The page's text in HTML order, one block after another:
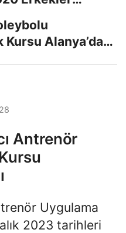
Alanya’da
Antrenör
Uygulama
2023 tarihleri